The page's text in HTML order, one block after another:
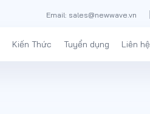
Email: sales@newwave.vn
Kiến Thức Tuyển dụng Liên hệ